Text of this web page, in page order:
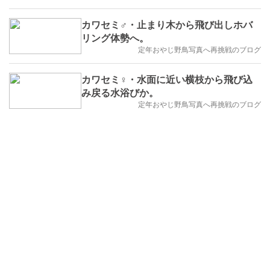
カワセミ♂・止まり木から飛び出しホバ
リング体勢へ。
定年おやじ野鳥写真へ再挑戦のブログ
カワセミ♀・水面に近い横枝から飛び込
み戻る水浴びか。
定年おやじ野鳥写真へ再挑戦のブログ